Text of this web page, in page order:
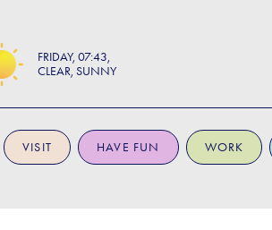
FRIDAY 07:43
CLEAR, SUNNY
VISIT HAVE FUN WORK